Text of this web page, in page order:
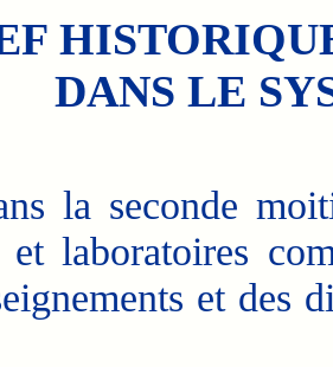
DANS LE
la seconde
et laboratoires
et des